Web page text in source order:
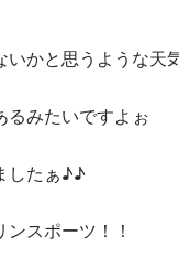
かと思うような天
るみたいですよぉ
したぁ♪♪
スポーツ！！